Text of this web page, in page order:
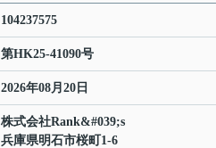
104237575
第HK25-41090号
2026年08月20日
株式会社Rank&#039;s
兵庫県明石市桜町1-6